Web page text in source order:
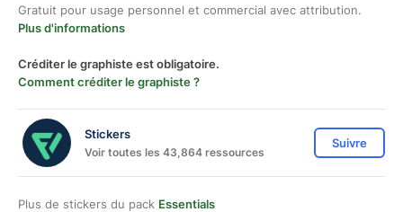
Gratuit pour usage personnel et commercial avec attribution.
Plus d'informations
Créditer le graphiste est obligatoire.
Comment créditer le graphiste ?
Stickers
Voir toutes les 43,864 ressources
Suivre
Plus de stickers du pack Essentials